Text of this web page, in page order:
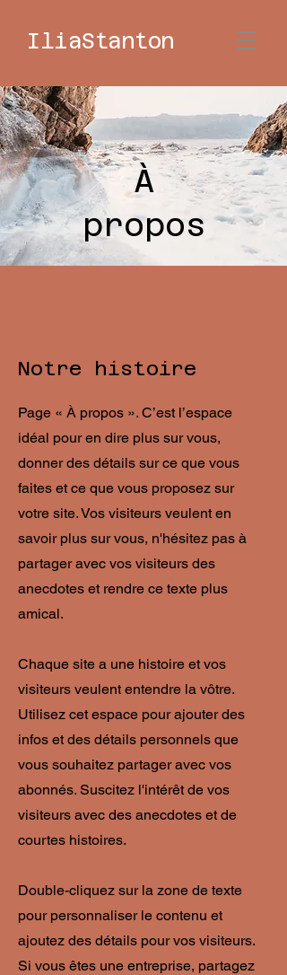
IliaStanton
À
propos
Notre histoire
Page « À propos ». C’est l’espace
idéal pour en dire plus sur vous,
donner des détails sur ce que vous
faites et ce que vous proposez sur
votre site. Vos visiteurs veulent en
savoir plus sur vous, n'hésitez pas à
partager avec vos visiteurs des
anecdotes et rendre ce texte plus
amical.
Chaque site a une histoire et vos
visiteurs veulent entendre la vôtre.
Utilisez cet espace pour ajouter des
infos et des détails personnels que
vous souhaitez partager avec vos
abonnés. Suscitez l'intérêt de vos
visiteurs avec des anecdotes et de
courtes histoires. ​
Double-cliquez sur la zone de texte
pour personnaliser le contenu et
ajoutez des détails pour vos visiteurs.
Si vous êtes une entreprise, partagez